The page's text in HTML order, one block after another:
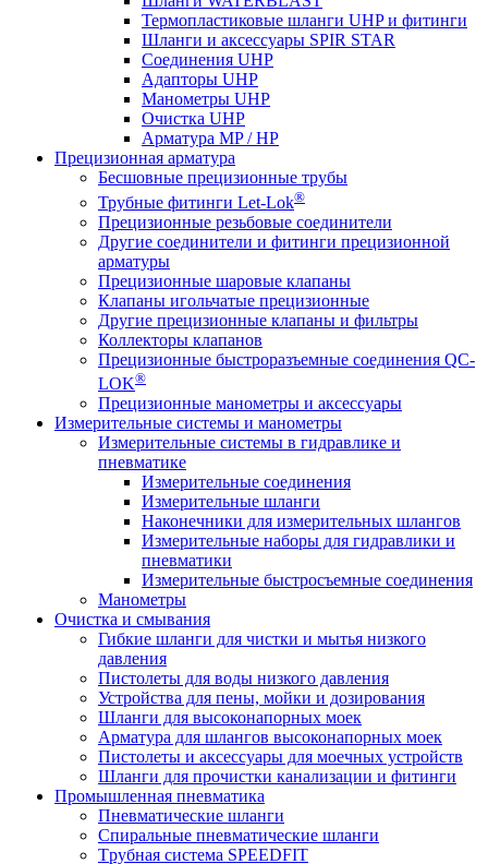
Термопластиковые шланги UHP и фитинги
Шланги и аксессуары SPIR STAR
Соединения UHP
Адапторы UHP
Манометры UHP
Очистка UHP
Арматура MP / HP
Прецизионная арматура
Бесшовные прецизионные трубы
Трубные фитинги Let-Lok®
Прецизионные резьбовые соединители
Другие соединители и фитинги прецизионной
арматуры
Прецизионные шаровые клапаны
Клапаны игольчатые прецизионные
Другие прецизионные клапаны и фильтры
Коллекторы клапанов
Прецизионные быстроразъемные соединения QC-
LOK®
Прецизионные манометры и аксессуары
Измерительные системы и манометры
Измерительные системы в гидравлике и
пневматике
Измерительные соединения
Измерительные шланги
Наконечники для измерительных шлангов
Измерительные наборы для гидравлики и
пневматики
Измерительные быстросъемные соединения
Манометры
Очистка и смывания
Гибкие шланги для чистки и мытья низкого
давления
Пистолеты для воды низкого давления
Устройства для пены, мойки и дозирования
Шланги для высоконапорных моек
Арматура для шлангов высоконапорных моек
Пистолеты и аксессуары для моечных устройств
Шланги для прочистки канализации и фитинги
Промышленная пневматика
Пневматические шланги
Спиральные пневматические шланги
Tрубная система SPEEDFIT